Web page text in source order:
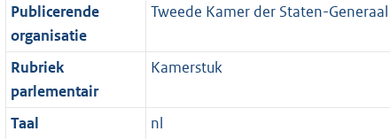
Publicerende
organisatie
Tweede Kamer der Staten-Generaal
Rubriek
parlementair
Kamerstuk
Taal
nl